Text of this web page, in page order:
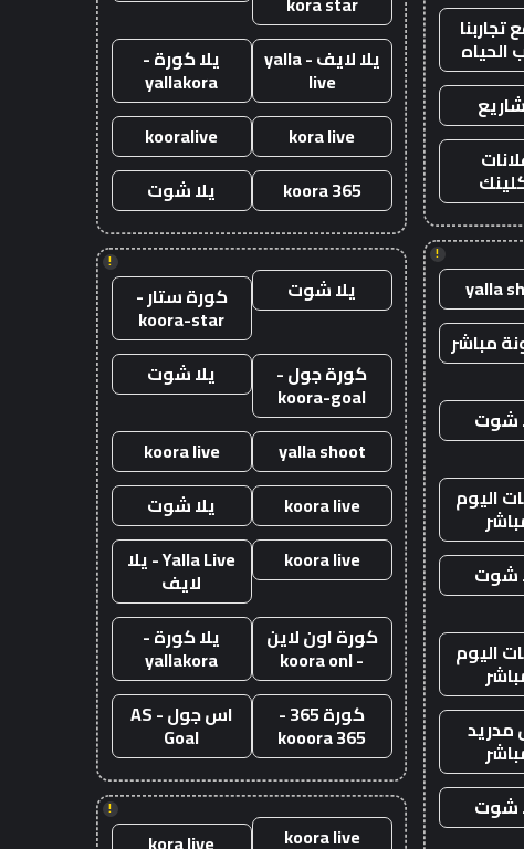
الحياه
!
yalla
مباشر
شوت
اليوم
شوت
اليوم
مدريد
شوت
يلا لايف - yalla
live
يلا كورة -
yallakora
kora live
kooralive
koora 365
يلا شوت
!
يلا شوت كورة ستار -
koora-star
كورة جول -
koora-goal
يلا شوت
yalla shoot
koora live
koora live
يلا شوت
koora live
Yalla Live - يلا
لايف
كورة اون لاين
- koora onl
يلا كورة -
yallakora
كورة 365 -
kooora 365
اس جول - AS
Goal
!
koora live